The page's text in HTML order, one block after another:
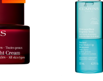
verlanglijst